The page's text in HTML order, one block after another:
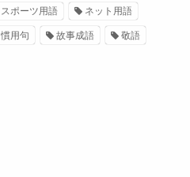
スポーツ用語 ネット用語
慣用句 故事成語 敬語